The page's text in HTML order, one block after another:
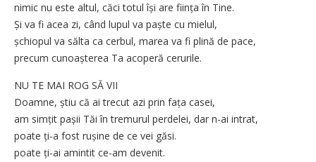
nimic nu este altul, căci totul își are ființa în Tine.
Și va fi acea zi, când lupul va paște cu mielul,
șchiopul va sălta ca cerbul, marea va fi plină de pace,
precum cunoașterea Ta acoperă cerurile.
NU TE MAI ROG SĂ VII
Doamne, știu că ai trecut azi prin fața casei,
am simțit pașii Tăi în tremurul perdelei, dar n-ai intrat,
poate ți-a fost rușine de ce vei găsi.
poate ți-ai amintit ce-am devenit.